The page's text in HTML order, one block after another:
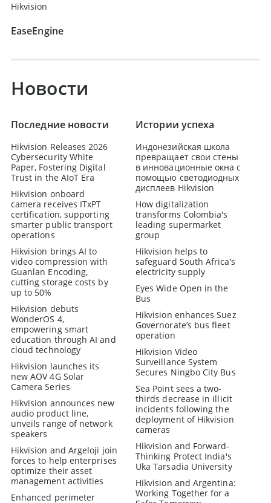
Hikvision
EaseEngine
Новости
Последние новости
Hikvision Releases 2026
Cybersecurity White
Paper, Fostering Digital
Trust in the AIoT Era
Hikvision onboard
camera receives ITxPT
certification, supporting
smarter public transport
operations
Hikvision brings AI to
video compression with
Guanlan Encoding,
cutting storage costs by
up to 50%
Hikvision debuts
WonderOS 4,
empowering smart
education through AI and
cloud technology
Hikvision launches its
new AOV 4G Solar
Camera Series
Hikvision announces new
audio product line,
unveils range of network
speakers
Hikvision and Argeloji join
forces to help enterprises
optimize their asset
management activities
Enhanced perimeter
Истории успеха
Индонезийская школа
превращает свои стены
в инновационные окна с
помощью светодиодных
дисплеев Hikvision
How digitalization
transforms Colombia's
leading supermarket
group
Hikvision helps to
safeguard South Africa’s
electricity supply
Eyes Wide Open in the
Bus
Hikvision enhances Suez
Governorate’s bus fleet
operation
Hikvision Video
Surveillance System
Secures Ningbo City Bus
Sea Point sees a two-
thirds decrease in illicit
incidents following the
deployment of Hikvision
cameras
Hikvision and Forward-
Thinking Protect India's
Uka Tarsadia University
Hikvision and Argentina:
Working Together for a